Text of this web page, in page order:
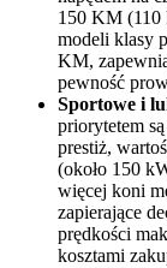
150 KM (110
modeli klasy
KM,
pewność
Sportowe i
priorytetem
prestiż,
(około 150
więcej koni
zapierające
prędkości
kosztami